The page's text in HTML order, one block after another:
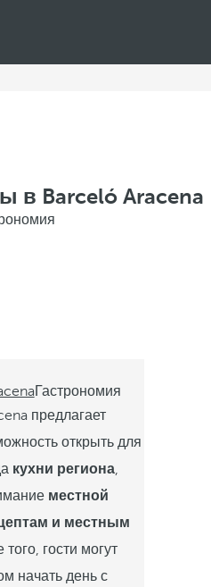
в Barceló Aracena
Гастрономия
предлагает
открыть для
кухни региона,
местной
и местным
того, гости могут
начать день с